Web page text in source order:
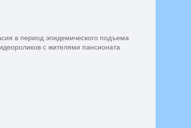
в период эпидемического подъема
с жителями пансионата